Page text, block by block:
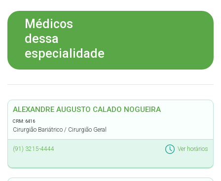
Médicos
dessa
especialidade
ALEXANDRE AUGUSTO CALADO NOGUEIRA
CRM: 6416
Cirurgião Bariátrico / Cirurgião Geral
(91) 3215-4444 Ver horários